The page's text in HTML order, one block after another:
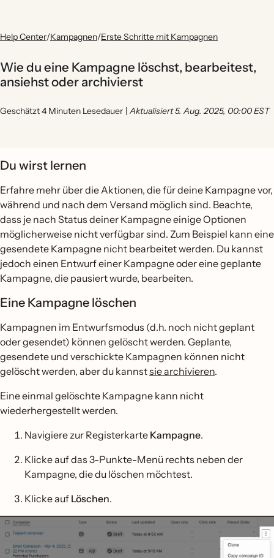
Help Center/Kampagnen/Erste Schritte mit Kampagnen
Wie du eine Kampagne löschst, bearbeitest,
ansiehst oder archivierst
Geschätzt 4 Minuten Lesedauer | Aktualisiert 5. Aug. 2025, 00:00 EST
Du wirst lernen
Erfahre mehr über die Aktionen, die für deine Kampagne vor,
während und nach dem Versand möglich sind. Beachte,
dass je nach Status deiner Kampagne einige Optionen
möglicherweise nicht verfügbar sind. Zum Beispiel kann eine
gesendete Kampagne nicht bearbeitet werden. Du kannst
jedoch einen Entwurf einer Kampagne oder eine geplante
Kampagne, die pausiert wurde, bearbeiten.
Eine Kampagne löschen
Kampagnen im Entwurfsmodus (d.h. noch nicht geplant
oder gesendet) können gelöscht werden. Geplante,
gesendete und verschickte Kampagnen können nicht
gelöscht werden, aber du kannstsie archivieren.
Eine einmal gelöschte Kampagne kann nicht
wiederhergestellt werden.
Navigiere zur Registerkarte Kampagne.
Klicke auf das 3-Punkte-Menü rechts neben der
Kampagne, die du löschen möchtest.
Klicke auf Löschen.